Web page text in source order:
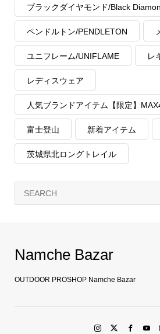
ブラックダイヤモンド/Black
ペンドルトン/PENDLETON
ユニフレーム/UNIFLAME レ
レディスウェア
人気ブランドアイテム【限定】
富士登山 新着アイテム
茨城県北ロングトレイル
Namche Bazar
OUTDOOR PROSHOP Namche Bazar